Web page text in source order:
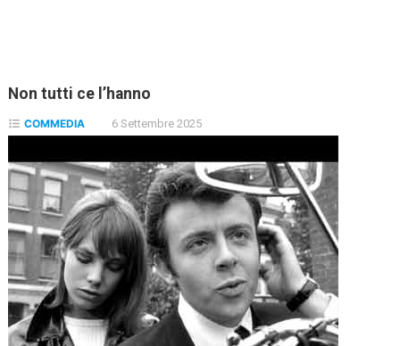
Non tutti ce l’hanno
COMMEDIA 6 Settembre 2025